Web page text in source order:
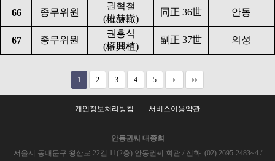
66 종무위원
권혁철
(權赫轍)
同正 36世 안동
67 종무위원
권흥식
(權興植)
副正 37世 의성
1 2 3 4 5
개인정보처리방침 서비스이용약관
안동권씨 대종회
서울시 동대문구 왕산로 22길 11(2층) 안동권씨 회관 / 전화: (02) 2695-2483~4 /